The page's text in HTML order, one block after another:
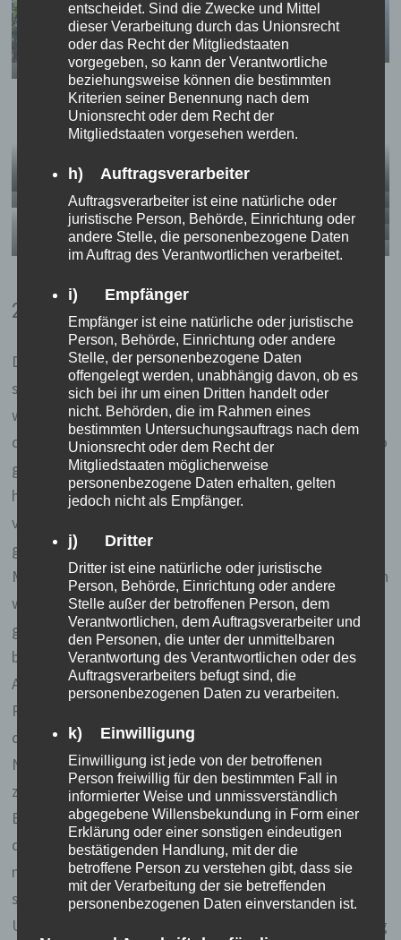
Tja …
Die Erklärung wirft viele
Fragen auf …
Wer findet mich?
Papaya Salad <3
Eine echte Schlange!!
Nein. Ich weiß es auch nicht.
Heilt Krebs, macht schön und
überhaupt. Natürlich hab ich
Tür ohne den bösen Knauf ,,.
2. Tag
Der zweite Tag war dann etwas ruhiger, schon weil ich
so spät aufgestanden bin. Außerdem war Wäsche
waschen angesagt. Nachdem ich mit meinem Leihrad
dann nochmal zurück bin, weil die Bremsen irgendwie so
gar nicht funktioniert haben, habe ich mich dann mit
halbwegs repariertem Bremsdings und dem Körbchen
voller Wäsche auf die Suche nach einem Wäscheservice
gemacht. Erstaunlicherweise gibt es hier vor allem
Münzwäschereien, aber da hatte ich keine Lust drauf, ich
wollte Waschen lassen. Ich hab dann doch noch eine
gefunden, 80 Baht (2,40€) für den dicken Sack Dreck
bezahlt und bin dann weiter durch die Gegend geradelt.
Als erstes bin ich aber direkt an einem veganen
Restaurant names „Goodsouls“ abgetropft und habe
dort eine superduper leckere Nordthailändische
Nudelsuppe gegessen. Dann bin ich noch mit einem
ziemlich verrückten Katalanen und einer sehr netten
Engländerin ins Gespräch gekommen, die hier als
digitale Nomaden arbeiten. Das Mädel will demnächst
nach Vietnam weiter und weiß noch nicht, wann und ob
sie wieder nach England zurückkehrt, denn: Hier ist jede
Unterkunft um Klassen billiger als eine winzige Wohnung
entscheidet. Sind die Zwecke und Mittel
dieser Verarbeitung durch das Unionsrecht
oder das Recht der Mitgliedstaaten
vorgegeben, so kann der Verantwortliche
beziehungsweise können die bestimmten
Kriterien seiner Benennung nach dem
Unionsrecht oder dem Recht der
Mitgliedstaaten vorgesehen werden.
h) Auftragsverarbeiter
Auftragsverarbeiter ist eine natürliche oder
juristische Person, Behörde, Einrichtung oder
andere Stelle, die personenbezogene Daten
im Auftrag des Verantwortlichen verarbeitet.
i) Empfänger
Empfänger ist eine natürliche oder juristische
Person, Behörde, Einrichtung oder andere
Stelle, der personenbezogene Daten
offengelegt werden, unabhängig davon, ob es
sich bei ihr um einen Dritten handelt oder
nicht. Behörden, die im Rahmen eines
bestimmten Untersuchungsauftrags nach dem
Unionsrecht oder dem Recht der
Mitgliedstaaten möglicherweise
personenbezogene Daten erhalten, gelten
jedoch nicht als Empfänger.
j) Dritter
Dritter ist eine natürliche oder juristische
Person, Behörde, Einrichtung oder andere
Stelle außer der betroffenen Person, dem
Verantwortlichen, dem Auftragsverarbeiter und
den Personen, die unter der unmittelbaren
Verantwortung des Verantwortlichen oder des
Auftragsverarbeiters befugt sind, die
personenbezogenen Daten zu verarbeiten.
k) Einwilligung
Einwilligung ist jede von der betroffenen
Person freiwillig für den bestimmten Fall in
informierter Weise und unmissverständlich
abgegebene Willensbekundung in Form einer
Erklärung oder einer sonstigen eindeutigen
bestätigenden Handlung, mit der die
betroffene Person zu verstehen gibt, dass sie
mit der Verarbeitung der sie betreffenden
personenbezogenen Daten einverstanden ist.